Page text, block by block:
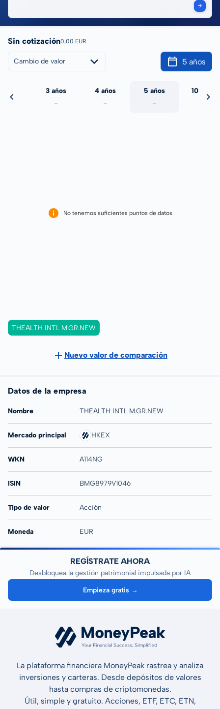
Sin cotización0,00 EUR
Cambio de valor 5 años
3 años
-
4 años
-
5 años
-
10 años
No tenemos suficientes puntos de datos
THEALTH INTL M.GR.NEW
Nuevo valor de comparación
Datos de la empresa
Nombre THEALTH INTL M.GR.NEW
Mercado principal HKEX
WKN A114NG
ISIN BMG8979V1046
Tipo de valor Acción
Moneda EUR
REGÍSTRATE AHORA
Desbloquea la gestión patrimonial impulsada por IA
Empieza gratis →
La plataforma financiera MoneyPeak rastrea y analiza
inversiones y carteras. Desde depósitos de valores
hasta compras de criptomonedas.
Útil, simple y gratuito. Acciones, ETF, ETC, ETN,